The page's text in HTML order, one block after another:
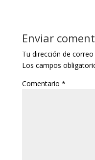
Enviar
Tu dirección de
Los campos
Comentario *